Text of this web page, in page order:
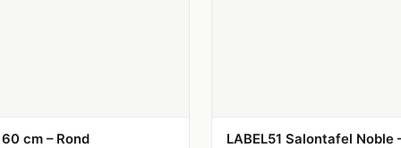
cm – Rond LABEL51 Salontafel